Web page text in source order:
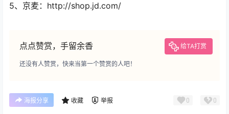
5、京麦：http://shop.jd.com/
点点赞赏，手留余香 给TA打赏
还没有人赞赏，快来当第一个赞赏的人吧！
海报分享 收藏 举报 0 0